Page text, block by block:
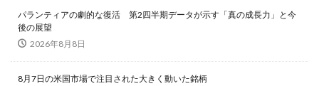
パランティアの劇的な復活 第2四半期データが示す「真の成長力」と今
後の展望
2026年8月8日
8月7日の米国市場で注目された大きく動いた銘柄